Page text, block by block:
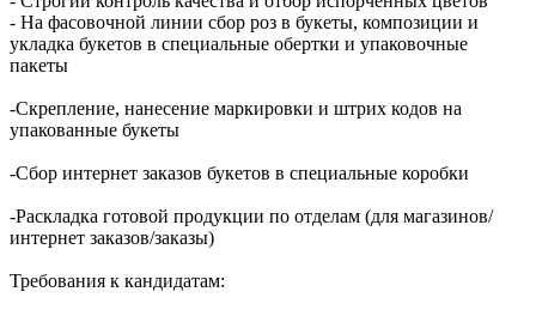
- На фасовочной линии сбор роз в букеты, композиции и
укладка букетов в специальные обертки и упаковочные
пакеты
-Скрепление, нанесение маркировки и штрих кодов на
упакованные букеты
-Сбор интернет заказов букетов в специальные коробки
-Раскладка готовой продукции по отделам (для магазинов/
интернет заказов/заказы)
Требования к кандидатам: